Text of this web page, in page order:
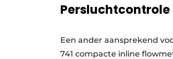
Persluchtcontrole
Een ander aansprekend
741 compacte inline